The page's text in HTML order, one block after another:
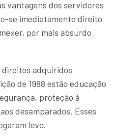
vantagens dos servidores
se imediatamente direito
por mais absurdo
adquiridos
de 1988 estão educação
proteção à
desamparados. Esses
leve.